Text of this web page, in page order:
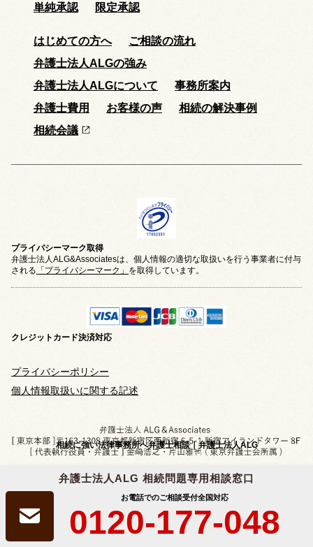
相続に強い法律事務所へ弁護士相談｜弁護士法人ALG
弁護士法人ALG 相続問題専用相談窓口
お電話でのご相談受付全国対応
0120-177-048
単純承認
限定承認
はじめての方へ
ご相談の流れ
弁護士法人ALGの強み
弁護士法人ALGについて
事務所案内
弁護士費用
お客様の声
相続の解決事例
相続会議
プライバシーマーク取得
弁護士法人ALG&Associatesは、個人情報の適切な取扱いを行う事業者に付与
される 「プライバシーマーク」 を取得しています。
クレジットカード決済対応
プライバシーポリシー
個人情報取扱いに関する記述
Copyright © 2019-2026 相続問題のご相談なら